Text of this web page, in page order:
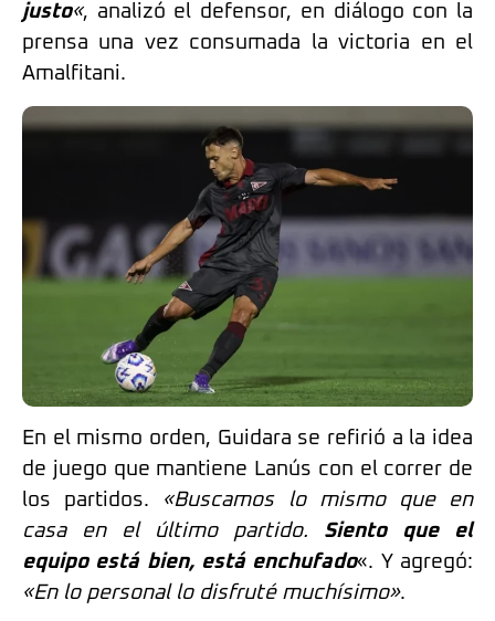
justo«, analizó el defensor, en diálogo con la
prensa una vez consumada la victoria en el
Amalfitani.
En el mismo orden, Guidara se refirió a la idea
de juego que mantiene Lanús con el correr de
los partidos. «Buscamos lo mismo que en
casa en el último partido. Siento que el
equipo está bien, está enchufado«. Y agregó:
«En lo personal lo disfruté muchísimo».